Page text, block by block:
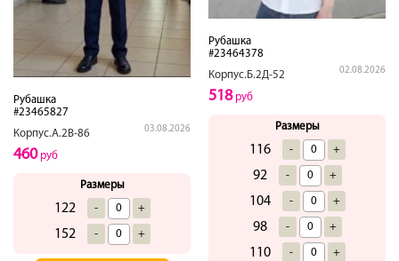
Рубашка
#23465827
Корпус.А.2В-86
03.08.2026
460руб
Размеры
122 - +
152 - +
Рубашка
#23464378
Корпус.Б.2Д-52
02.08.2026
518руб
Размеры
116 - +
92 - +
104 - +
98 - +
110 - +